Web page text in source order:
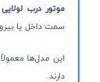
موتور درب
سمت داخل یا
این مدل‌ها
دارند.